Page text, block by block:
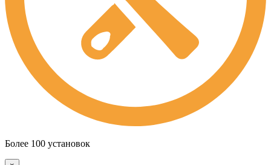
Более 100 установок